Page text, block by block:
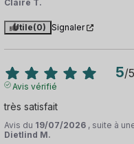
Claire T.
Utile(0) Signaler
5/5
Avis vérifié
très satisfait
Avis du 19/07/2026 , suite à
Dietlind M.